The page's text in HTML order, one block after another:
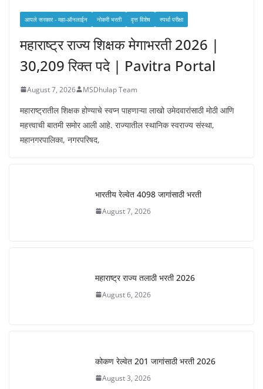
आपले सरकार - महा-ऑनलाईन नोकरी भरती वृत्त विशेष स्पर्धा परीक्षा
महाराष्ट्र राज्य शिक्षक मेगाभरती 2026 |
30,209 रिक्त पदे | Pavitra Portal
August 7, 2026 MSDhulap Team
महाराष्ट्रातील शिक्षक होण्याचे स्वप्न पाहणाऱ्या लाखो उमेदवारांसाठी मोठी आणि
महत्त्वाची बातमी समोर आली आहे. राज्यातील स्थानिक स्वराज्य संस्था,
महानगरपालिका, नगरपरिषद,
भारतीय रेल्वेत 4098 जागांसाठी भरती
August 7, 2026
महाराष्ट्र राज्य तलाठी भरती 2026
August 6, 2026
कोकण रेल्वेत 201 जागांसाठी भरती 2026
August 3, 2026